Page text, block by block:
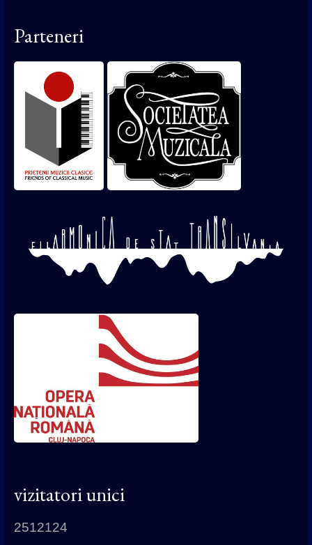
Parteneri
vizitatori unici
2512124